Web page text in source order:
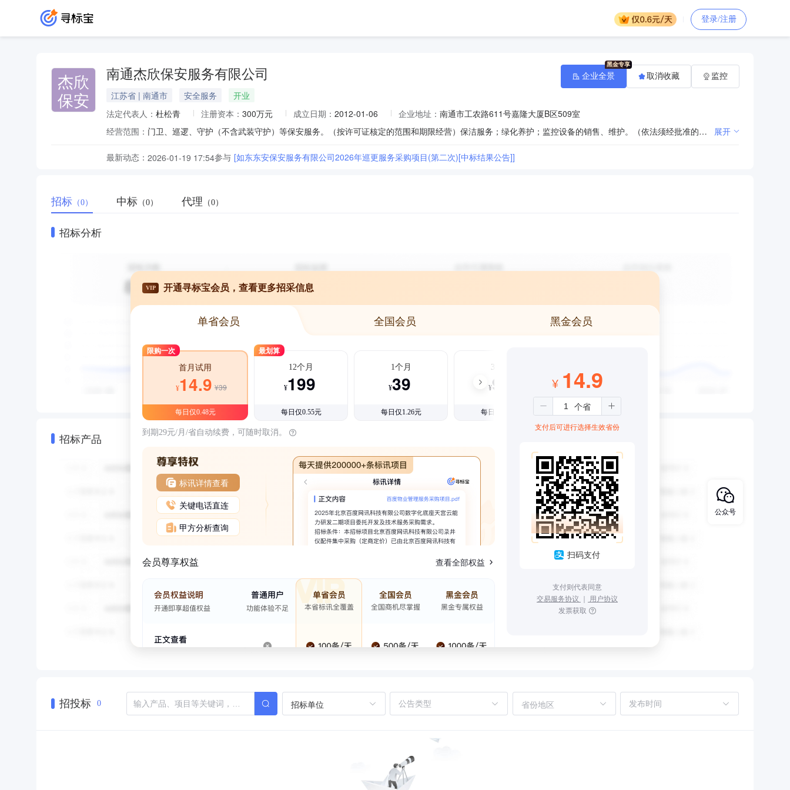
登录/注册
杰欣
保安
南通杰欣保安服务有限公司
江苏省 | 南通市 安全服务
开业
法定代表人： 杜松青 注册资本： 300万元 成立日期： 2012-01-06 企业地址： 南通市工农路611号嘉隆大厦B区509室
经营范围：
门卫、巡逻、守护（不含武装守护）等保安服务。（按许可证核定的范围和期限经营）保洁服务；绿化养护；监控设备的销售、维护。（依法须经批准的项目，经相关部门批准后方可开展经营活动）许可项目：劳务派遣服务（依法须经批准的项目，经相关部门批准后方可开展经营活动，具体经营项目以审批结果为准）一般项目：物业管理；停车场服务；养老服务（除依法须经批准的项目外，凭营业执照依法自主开展经营活动） 展开
最新动态： 2026-01-19 17:54参与 [如东东安保安服务有限公司2026年巡更服务采购项目(第二次)[中标结果公告]]
企业全景 取消收藏 监控
招标 （0） 中标 （0） 代理 （0）
招标分析
招标产品
VIP 开通寻标宝会员，查看更多招采信息
单省会员 全国会员 黑金会员
限购一次
首月试用
¥14.9 ¥39
每日仅0.48元
最划算
12个月
¥199
每日仅0.55元
1个月
¥39
每日仅1.26元
3个月
¥99
每日仅1.08元
到期29元/月/省自动续费，可随时取消。
标讯详情查看
关键电话直连
甲方分析查询
会员尊享权益 查看全部权益
¥ 14.9
支付后可进行选择生效省份
扫码支付
支付则代表同意
交易服务协议 ｜ 用户协议
发票获取
招投标 0 招标单位 省份地区
公众号